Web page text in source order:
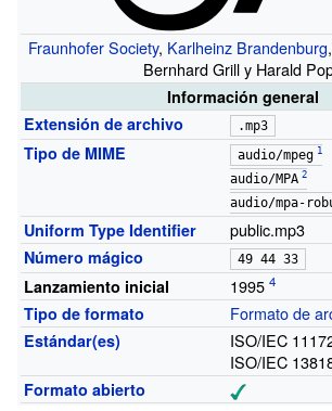
Fraunhofer Society, Karlheinz Brandenburg
Bernhard Grill y Harald
Información general
Extensión de archivo
.mp3
Tipo de MIME
audio/mpeg
audio/MPA
audio/mpa-
Uniform Type Identifier public.mp3
Número mágico 49 44 33
Lanzamiento inicial 1995
Tipo de formato Formato de
Estándar(es)
ISO/IEC
ISO/IEC
Formato abierto